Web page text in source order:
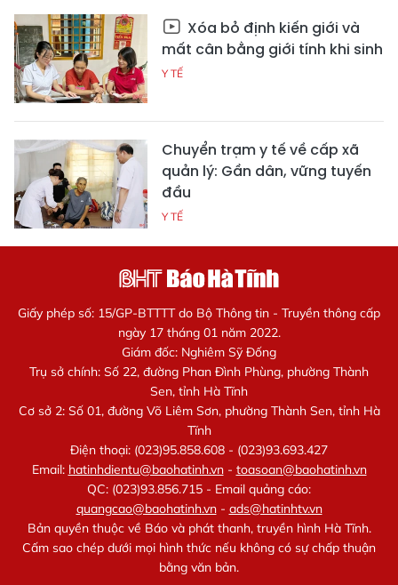
Xóa bỏ định kiến giới và
mất cân bằng giới tính khi sinh
Y TẾ
Chuyển trạm y tế về cấp xã
quản lý: Gần dân, vững tuyến
đầu
Y TẾ
Giấy phép số: 15/GP-BTTTT do Bộ Thông tin - Truyền thông cấp
ngày 17 tháng 01 năm 2022.
Giám đốc: Nghiêm Sỹ Đống
Trụ sở chính: Số 22, đường Phan Đình Phùng, phường Thành
Sen, tỉnh Hà Tĩnh
Cơ sở 2: Số 01, đường Võ Liêm Sơn, phường Thành Sen, tỉnh Hà
Tĩnh
Điện thoại: (023)95.858.608 - (023)93.693.427
Email: hatinhdientu@baohatinh.vn- toasoan@baohatinh.vn
QC: (023)93.856.715 - Email quảng cáo:
quangcao@baohatinh.vn- ads@hatinhtv.vn
Bản quyền thuộc về Báo và phát thanh, truyền hình Hà Tĩnh.
Cấm sao chép dưới mọi hình thức nếu không có sự chấp thuận
bằng văn bản.